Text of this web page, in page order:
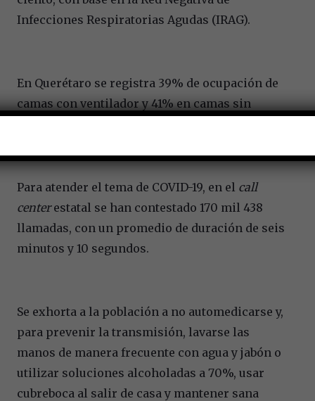
Infecciones Respiratorias Agudas (IRAG).
En Querétaro se registra 39% de ocupación de
camas con ventilador y 41% en camas sin
Para atender el tema de COVID-19, en el call
centerestatal se han contestado 170 mil 438
llamadas, con un promedio de duración de seis
minutos y 10 segundos.
Se exhorta a la población a no automedicarse y,
para prevenir la transmisión, lavarse las
manos de manera frecuente con agua y jabón o
utilizar soluciones alcoholadas a 70%, usar
cubreboca al salir de casa y mantener sana